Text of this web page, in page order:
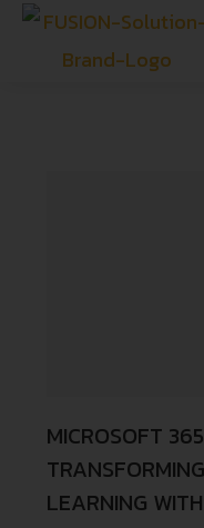
MICROSOFT
LEARNING